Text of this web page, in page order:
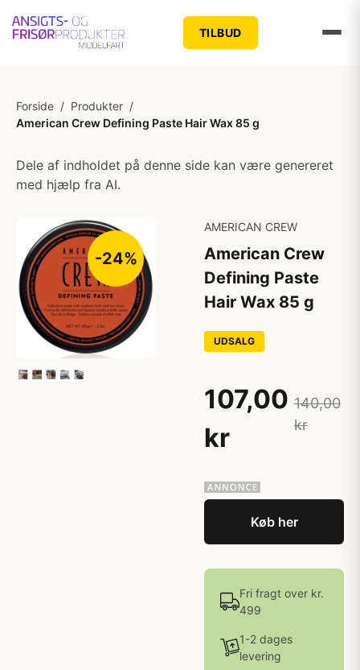
TILBUD
Forside / Produkter /
American Crew Defining Paste Hair Wax 85 g
Dele af indholdet på denne side kan være genereret
med hjælp fra AI.
-24%
AMERICAN CREW
American Crew
Defining Paste
Hair Wax 85 g
UDSALG
107,00
kr
140,00
kr
Køb her
Fri fragt over kr.
499
1-2 dages
levering